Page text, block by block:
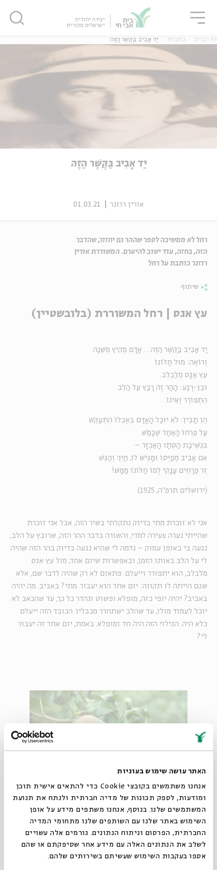
האתר עושה שימוש בעוגיות
אנחנו משתמשים בקובצי Cookie כדי להתאים אישית תוכן
ומודעות, לספק תכונות של מדיה חברתית ולנתח את תנועת
המשתמשים שלנו. בנוסף, אנחנו משתפים מידע על אופן
השימוש באתר שלנו עם השותפים שלנו מתחומי המדיה
החברתית, הפרסום וניתוח הנתונים. גורמים אלה עשויים
לשלב את הנתונים האלה עם מידע אחר שסיפקתם או שהם
אספו בעקבות השימוש שעשיתם בשירותים שלהם.
אנגלית
דף הבית כתבות יַד אָבִיב בַּקֶּשֶׁר הַזֶּה
יַד אָבִיב בַּקֶּשֶׁר הַזֶּה
אורין רוזנר 01.03.21
רחל לא ממשיכה לספר שההר גם יחזור, שהדבר
הזה, בחזה, עוד ישוב להיערם. המשוררת אורין
רוזנר כותבת על רחל
שיתוף
עץ אגס | רחל המשוררת (בלובשטיין)
יַד אָבִיב בַּקֶּשֶׁר הַזֶּה… אָדָם מֵקִיץ מִשֵּׁנָה
וְרוֹאֶה: מוּל חַלּוֹנוֹ
עֵץ אַגָּס מְלַבְלֵב.
וּבִן-רֶגַע: הָהָר זֶה רָבַץ עַל הַלֵּב
הִתְפּוֹרֵר וְאֵינוֹ.
הֵן תָּבִין: לֹא יוּכַל הָאָדָם בְּאֶבְלוֹ הִתְעַקֵּשׁ
עַל פִּרְחוֹ הָאֶחָד שֶׁכָּמַשׁ
בִּנְשִׁיבַת הַסְּתָו הָאַכְזָר –
אִם אָבִיב מְפַיְּסוֹ וּמַגִּישׁ לוֹ, חַיֵּךְ וְהַגֵּשׁ
זֵר פְּרָחִים עֲנָקִי לְמוֹ חַלּוֹנוֹ מַמָּשׁ!
(ירושלים תרפ"ה, 1925)
אני לא זוכרת מתי בדיוק נתקלתי בשיר הזה, אבל אני זוכרת
שהייתי נערה צעירה למדי, והשורה בדבר ההר הזה, שרובץ על הלב,
נגעה בי באופן עמוק – נדמה לי שהיא נגעה בדיוק בהר הזה שהיה
לי על הלב באותו הזמן, ובאפשרות שיום אחד, מול עץ אגס
מלבלב, הוא יתפורר וייעלם. פתאום לא רק שהיה לדבר שם, אלא
שגם הייתה לו תקווה: יום אחד הוא יעבור. מתי? באביב. מה יהיה
באביב? יהיה יופי כזה, מופלא ופשוט ונהדר כל כך, עד שהכאב לא
יוכל לעמוד מולו, עד שהלב ישתחרר מכבליו. הכובד הזה ייעלם
כלא היה. הגילוי הזה היה חד ומופלא. באמת, יום אחד זה יעבור
לי?
צילום: envato elements
סגור
סגור